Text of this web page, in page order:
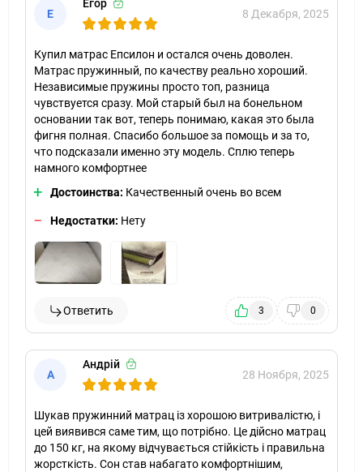
Е
Егор
8 Декабря, 2025
Купил матрас Епсилон и остался очень доволен.
Матрас пружинный, по качеству реально хороший.
Независимые пружины просто топ, разница
чувствуется сразу. Мой старый был на бонельном
основании так вот, теперь понимаю, какая это была
фигня полная. Спасибо большое за помощь и за то,
что подсказали именно эту модель. Сплю теперь
намного комфортнее
Достоинства: Качественный очень во всем
Недостатки: Нету
Ответить 3 0
А
Андрій
28 Ноября, 2025
Шукав пружинний матрац із хорошою витривалістю, і
цей виявився саме тим, що потрібно. Це дійсно матрац
до 150 кг, на якому відчувається стійкість і правильна
жорсткість. Сон став набагато комфортнішим,